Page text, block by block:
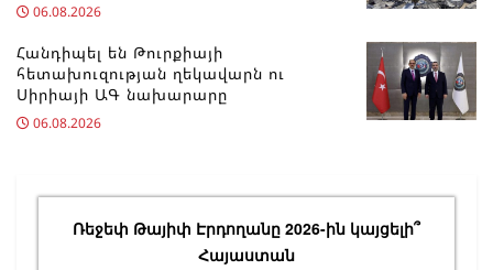
06.08.2026
Հանդիպել են Թուրքիայի
հետախուզության ղեկավարն ու
Սիրիայի ԱԳ նախարարը
06.08.2026
Ռեջեփ Թայիփ Էրդողանը 2026-ին կայցելի՞
Հայաստան